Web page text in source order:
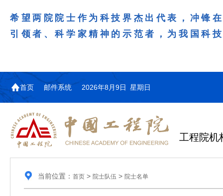
希望两院院士作为科技界杰出代表，冲锋
引领者、科学家精神的示范者，为我国科
首页 邮件系统 2026年8月9日 星期日
工程院机
当前位置： 首页> 院士队伍 > 院士名单